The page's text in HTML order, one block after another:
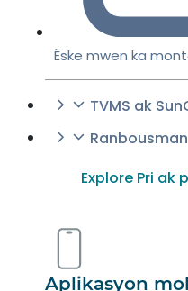
Èske mwen ka
TVMS ak
Ranbousman
Explore Pri ak
Aplikasyon